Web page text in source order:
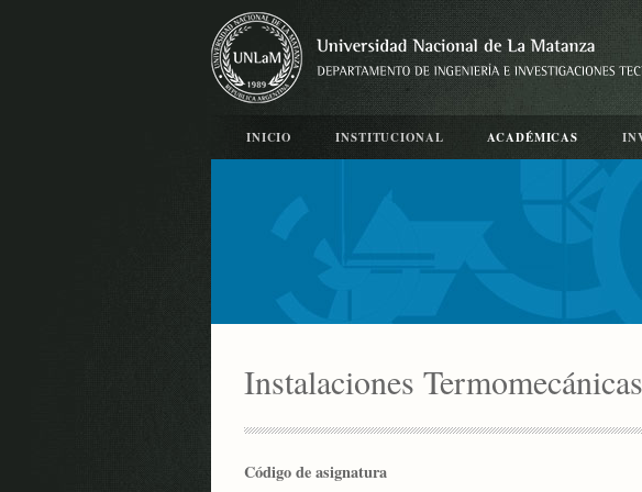
INICIO INSTITUCIONAL ACADÉMICAS
Instalaciones
Código de asignatura